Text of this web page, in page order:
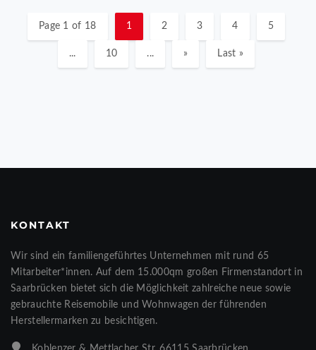
Page 1 of 18 1 2 3 4 5
... 10 ... » Last »
KONTAKT
Wir sind ein familiengeführtes Unternehmen mit rund 65
Mitarbeiter*innen. Auf dem 15.000qm großen Firmenstandort in
Saarbrücken bietet sich die Möglichkeit zahlreiche neue sowie
gebrauchte Reisemobile und Wohnwagen der führenden
Herstellermarken zu besichtigen.